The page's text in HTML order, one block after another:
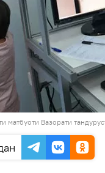
матбуоти Вазорати